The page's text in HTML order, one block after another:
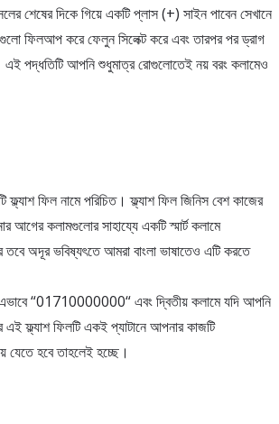
শেষের দিকে গিয়ে একটি প্লাস (+) সাইন পাবেন সেখানে
ফিলআপ করে ফেলুন সিলেক্ট করে এবং তারপর পর ড্রাগ
এই পদ্ধতিটি আপনি শুধুমাত্র রোগুলোতেই নয় বরং কলামেও
ফিল নামে পরিচিত। ফ্ল্যাশ ফিল জিনিস বেশ কাজের
আগের কলামগুলোর সাহায্যে একটি স্মার্ট কলামে
তবে অদূর ভবিষ্যৎতে আমরা বাংলা ভাষাতেও এটি করতে
“01710000000“ এবং দ্বিতীয় কলামে যদি আপনি
ফ্ল্যাশ ফিলটি একই প্যাটানে আপনার কাজটি
যেতে হবে তাহলেই হচ্ছে।